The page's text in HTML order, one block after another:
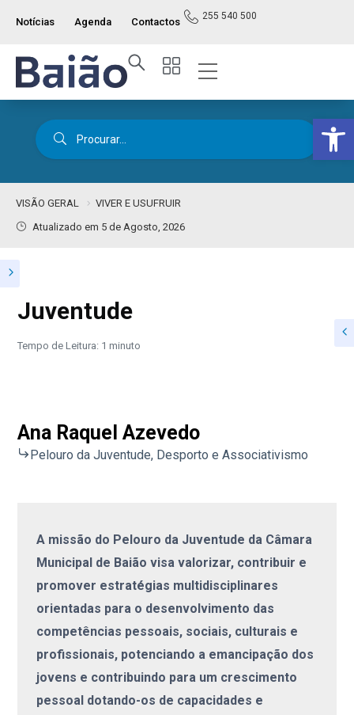
Notícias Agenda Contactos 255 540 500
VISÃO GERAL
VIVER E USUFRUIR
Atualizado em 5 de Agosto, 2026
Juventude
Tempo de Leitura: 1 minuto
Ana Raquel Azevedo
Pelouro da Juventude, Desporto e Associativismo
A missão do Pelouro da Juventude da Câmara
Municipal de Baião visa valorizar, contribuir e
promover estratégias multidisciplinares
orientadas para o desenvolvimento das
competências pessoais, sociais, culturais e
profissionais, potenciando a emancipação dos
jovens e contribuindo para um crescimento
pessoal dotando-os de capacidades e